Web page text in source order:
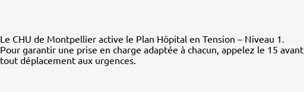
Le CHU de Montpellier active le Plan Hôpital en Tension – Niveau 1.
Pour garantir une prise en charge adaptée à chacun, appelez le 15 avant
tout déplacement aux urgences.